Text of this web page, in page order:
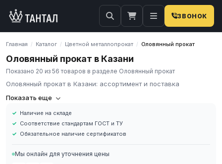
ЗВОНОК
Главная / Каталог / Цветной металлопрокат / Оловянный прокат
Оловянный прокат в Казани
Показано 20 из 56 товаров в разделе Оловянный прокат
Оловянный прокат в Казани: ассортимент и поставка
Компания «Тантал» предлагает Оловянный прокат в России. Мы
и промышленных материалов по всей России.
В нашем каталоге представлен широкий ассортимент
Оловянный прокат различных марок, размеров и типов. Все
сертификаты качества.
Показать еще
Наличие на складе
Соответствие стандартам ГОСТ и ТУ
Обязательное наличие сертификатов
Мы онлайн для уточнения цены